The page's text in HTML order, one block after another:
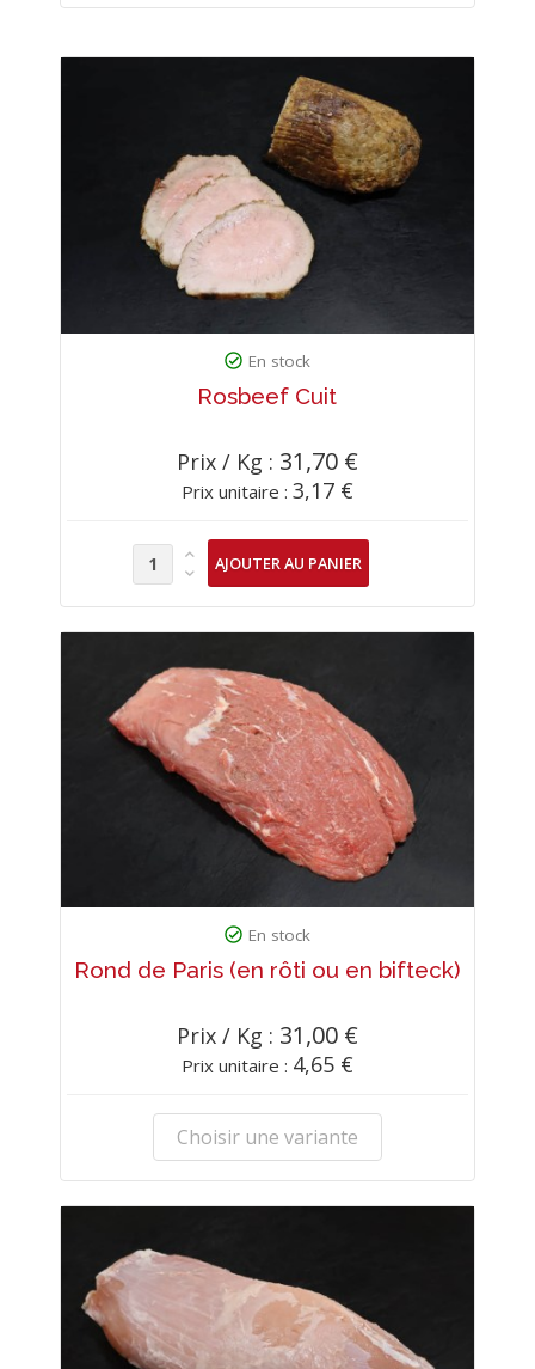
En stock
Rosbeef Cuit
Prix / Kg : 31,70 €
Prix unitaire : 3,17 €
En stock
Rond de Paris (en rôti ou en bifteck)
Prix / Kg : 31,00 €
Prix unitaire : 4,65 €
Choisir une variante